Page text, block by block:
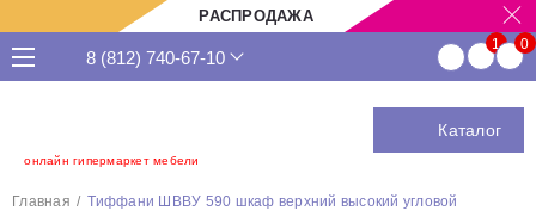
РАСПРОДАЖА
онлайн гипермаркет мебели
8 (812) 740-67-10
Каталог
Главная Тиффани ШВВУ 590 шкаф верхний высокий угловой